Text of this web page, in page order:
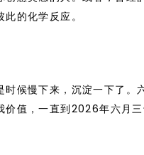
的化学反应。
候慢下来，沉淀一下了。
值，一直到2026年六月